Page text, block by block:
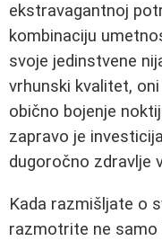
ekstravagantnoj
kombinaciju
svoje jedinstvene
vrhunski kvalitet,
obično bojenje
zapravo je
dugoročno zdravlje
Kada razmišljate o
razmotrite ne samo